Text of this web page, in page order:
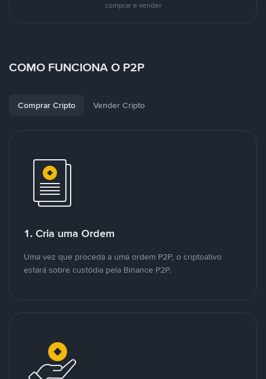
comprar e vender
COMO FUNCIONA O P2P
Comprar Cripto Vender Cripto
1. Cria uma Ordem
Uma vez que proceda a uma ordem P2P, o criptoativo
estará sobre custódia pela Binance P2P.